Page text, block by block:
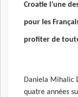
Croatie l’une
pour les
profiter de
Daniela Mihalic
quatre années